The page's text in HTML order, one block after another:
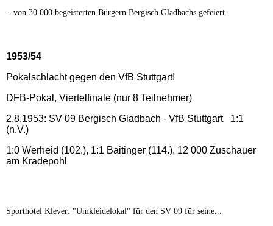
...von 30 000 begeisterten Bürgern Bergisch Gladbachs gefeiert.
1953/54
Pokalschlacht gegen den VfB Stuttgart!
DFB-Pokal, Viertelfinale (nur 8 Teilnehmer)
2.8.1953: SV 09 Bergisch Gladbach - VfB Stuttgart 1:1
(n.V.)
1:0 Werheid (102.), 1:1 Baitinger (114.), 12 000 Zuschauer
am Kradepohl
Sporthotel Klever: "Umkleidelokal" für den SV 09 für seine...